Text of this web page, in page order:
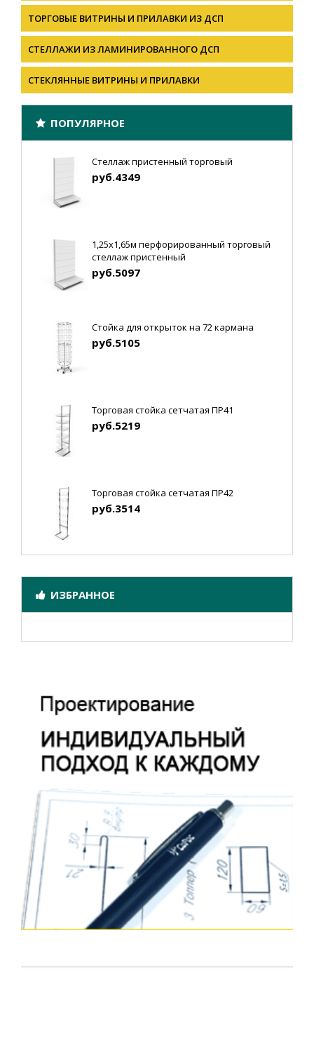
ТОРГОВЫЕ ВИТРИНЫ И ПРИЛАВКИ ИЗ ДСП
СТЕЛЛАЖИ ИЗ ЛАМИНИРОВАННОГО ДСП
СТЕКЛЯННЫЕ ВИТРИНЫ И ПРИЛАВКИ
ПОПУЛЯРНОЕ
Стеллаж пристенный торговый
руб.4349
1,25х1,65м перфорированный торговый
стеллаж пристенный
руб.5097
Стойка для открыток на 72 кармана
руб.5105
Торговая стойка сетчатая ПР41
руб.5219
Торговая стойка сетчатая ПР42
руб.3514
ИЗБРАННОЕ